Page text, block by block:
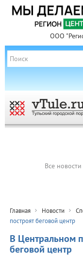
ООО
Все новости
Главная Новости
построят беговой центр
В Центральном
беговой центр